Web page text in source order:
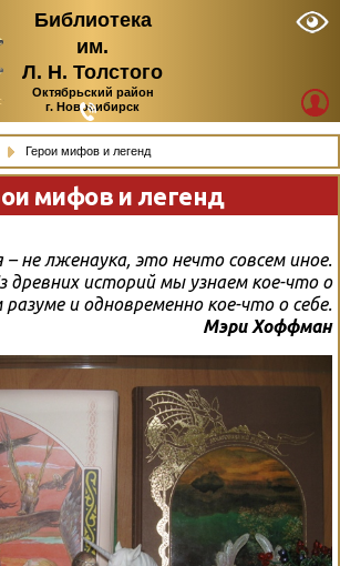
Библиотека
им.
Л. Н. Толстого
Октябрьский район
г. Новосибирск
Герои мифов и легенд
мифов и легенд
не лженаука, это нечто совсем иное.
древних историй мы узнаем кое-что о
разуме и одновременно кое-что о себе.
Мэри Хоффман